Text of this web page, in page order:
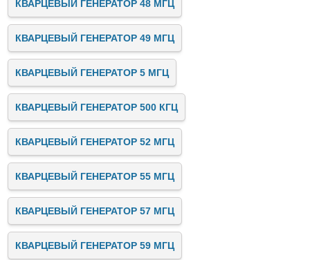
КВАРЦЕВЫЙ ГЕНЕРАТОР 48 МГЦ
КВАРЦЕВЫЙ ГЕНЕРАТОР 49 МГЦ
КВАРЦЕВЫЙ ГЕНЕРАТОР 5 МГЦ
КВАРЦЕВЫЙ ГЕНЕРАТОР 500 КГЦ
КВАРЦЕВЫЙ ГЕНЕРАТОР 52 МГЦ
КВАРЦЕВЫЙ ГЕНЕРАТОР 55 МГЦ
КВАРЦЕВЫЙ ГЕНЕРАТОР 57 МГЦ
КВАРЦЕВЫЙ ГЕНЕРАТОР 59 МГЦ